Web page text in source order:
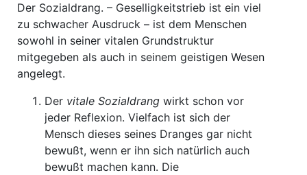
Der Sozialdrang. – Geselligkeitstrieb ist ein viel
zu schwacher Ausdruck – ist dem Menschen
sowohl in seiner vitalen Grundstruktur
mitgegeben als auch in seinem geistigen Wesen
angelegt.
Der vitale Sozialdrang wirkt schon vor
jeder Reflexion. Vielfach ist sich der
Mensch dieses seines Dranges gar nicht
bewußt, wenn er ihn sich natürlich auch
bewußt machen kann. Die